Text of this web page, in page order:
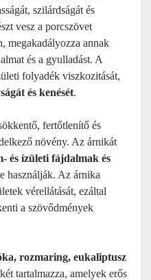
szilárdságát és
vesz a porcszövet
megakadályozza annak
és a gyulladást. A
folyadék viszkozitását,
és kenését.
fertőtlenítő és
növény. Az árnikát
és ízületi fájdalmak és
használják. Az árnika
vérellátását, ezáltal
a szövődmények
rozmaring, eukaliptusz
tartalmazza, amelyek erős